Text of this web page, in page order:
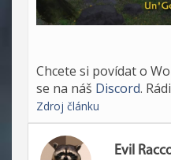
Chcete si povídat o
se na náš Discord.
Zdroj článku
Evil